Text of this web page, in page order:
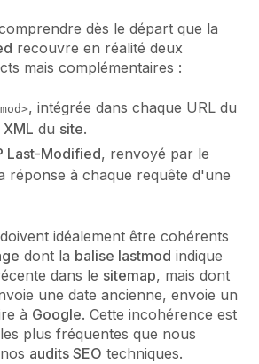
dès le départ que la
recouvre en réalité deux
mais complémentaires :
, intégrée dans chaque URL du
du site.
Last-Modified, renvoyé par le
réponse à chaque requête d'une
idéalement être cohérents
dont la balise lastmod indique
dans le sitemap, mais dont
une date ancienne, envoie un
à Google. Cette incohérence est
plus fréquentes que nous
audits SEO techniques.